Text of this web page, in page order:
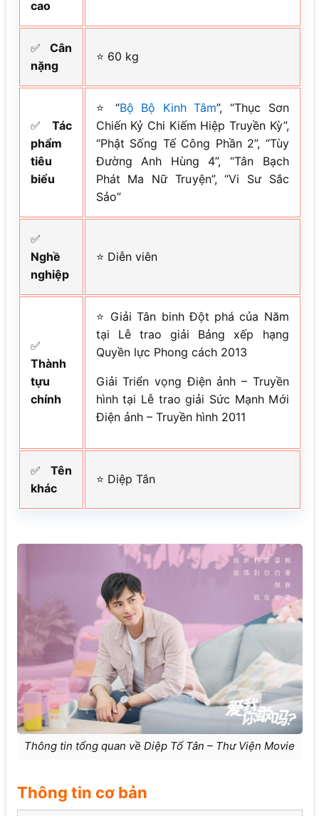
cao
✅ Cân
nặng
⭐ 60 kg
✅ Tác
phẩm
tiêu
biểu
⭐ “Bộ Bộ Kinh Tâm”, “Thục Sơn
Chiến Kỷ Chi Kiếm Hiệp Truyền Kỳ”,
“Phật Sống Tế Công Phần 2”, “Tùy
Đường Anh Hùng 4”, “Tân Bạch
Phát Ma Nữ Truyện”, “Vi Sư Sắc
Sảo”
✅
Nghề
nghiệp
⭐ Diễn viên
✅
Thành
tựu
chính
⭐ Giải Tân binh Đột phá của Năm
tại Lễ trao giải Bảng xếp hạng
Quyền lực Phong cách 2013
Giải Triển vọng Điện ảnh – Truyền
hình tại Lễ trao giải Sức Mạnh Mới
Điện ảnh – Truyền hình 2011
✅ Tên
khác
⭐ Diệp Tân
Thông tin tổng quan về Diệp Tổ Tân – Thư Viện Movie
Thông tin cơ bản